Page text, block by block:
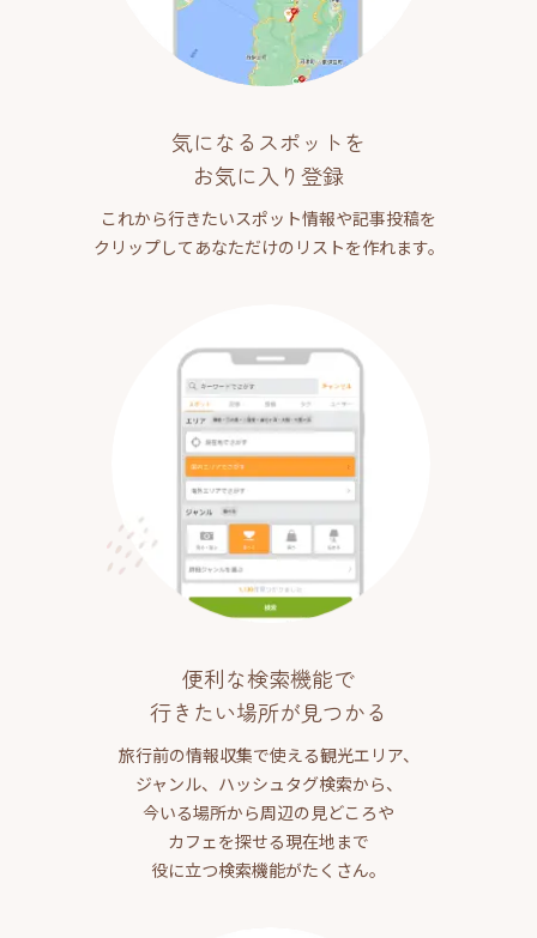
気になるスポットを
お気に入り登録
これから行きたいスポット情報や記事投稿を
クリップしてあなただけのリストを作れます。
便利な検索機能で
行きたい場所が見つかる
旅行前の情報収集で使える観光エリア、
ジャンル、ハッシュタグ検索から、
今いる場所から周辺の見どころや
カフェを探せる現在地まで
役に立つ検索機能がたくさん。